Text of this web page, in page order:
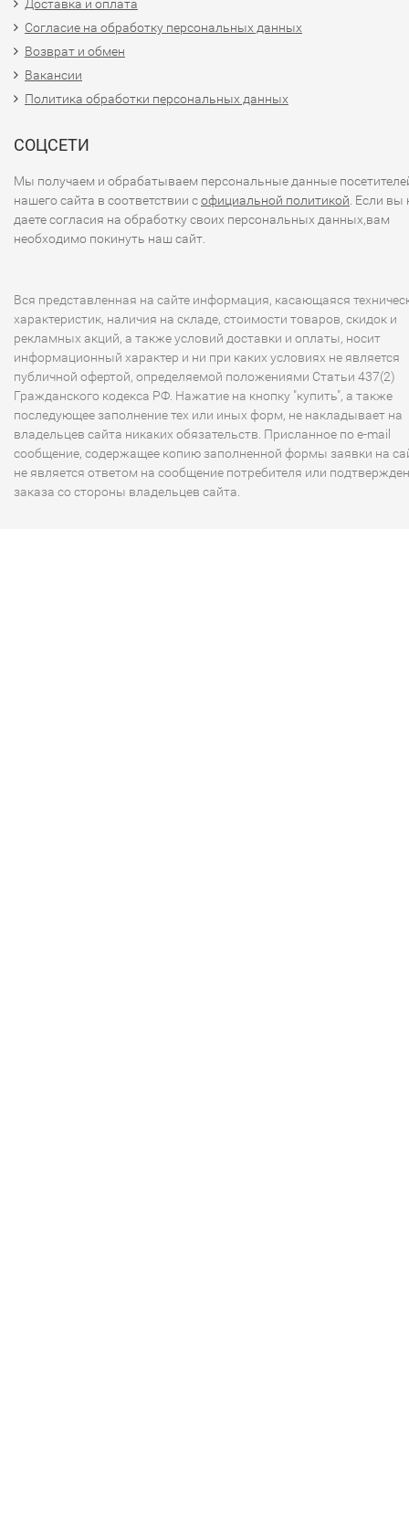
Доставка и оплата
Согласие на обработку персональных данных
Возврат и обмен
Вакансии
Политика обработки персональных данных
СОЦСЕТИ
Мы получаем и обрабатываем персональные данные
нашего сайта в соответствии софициальной политикой . Если вы
даете согласия на обработку своих персональных данных,вам
необходимо покинуть наш сайт.
Вся представленная на сайте информация, касающаяся
характеристик, наличия на складе, стоимости товаров, скидок и
рекламных акций, а также условий доставки и оплаты, носит
информационный характер и ни при каких условиях не является
публичной офертой, определяемой положениями Статьи 437(2)
Гражданского кодекса РФ. Нажатие на кнопку "купить", а также
последующее заполнение тех или иных форм, не накладывает на
владельцев сайта никаких обязательств. Присланное по e-mail
сообщение, содержащее копию заполненной формы заявки на
не является ответом на сообщение потребителя или
заказа со стороны владельцев сайта.